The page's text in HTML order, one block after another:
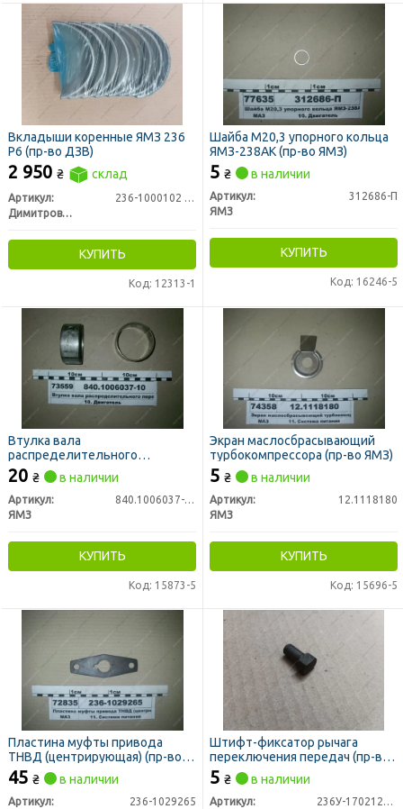
Вкладыши коренные ЯМЗ 236
Р6 (пр-во ДЗВ)
2 950 ₴ склад
Артикул:
236-1000102 Р6
Димитровградский завод вкладышей ООО
КУПИТЬ
Код: 12313-1
Шайба М20,3 упорного кольца
ЯМЗ-238АК (пр-во ЯМЗ)
5 ₴ в наличии
Артикул:
312686-П
ЯМЗ
КУПИТЬ
Код: 16246-5
Втулка вала
распределительного
передняя (пр-во ЯМЗ)
20 ₴ в наличии
Артикул:
840.1006037-10
ЯМЗ
КУПИТЬ
Код: 15873-5
Экран маслосбрасывающий
турбокомпрессора (пр-во ЯМЗ)
5 ₴ в наличии
Артикул:
12.1118180
ЯМЗ
КУПИТЬ
Код: 15696-5
Пластина муфты привода
ТНВД (центрирующая) (пр-во
ЯМЗ)
45 ₴ в наличии
Артикул:
236-1029265
Штифт-фиксатор рычага
переключения передач (пр-во
ЯМЗ)
5 ₴ в наличии
Артикул:
236У-1702128-А